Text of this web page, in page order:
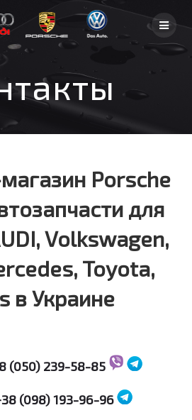
to
content
Porsche
для
Volkswagen,
Toyota,
в Украине
(050) 239-58-85
(098) 193-96-96